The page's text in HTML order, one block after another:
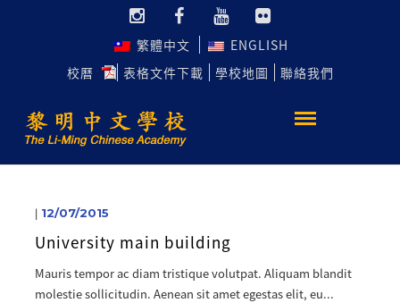
繁體中文
ENGLISH
校曆
表格文件下載 學校地圖 聯絡我們
| 12/07/2015
University main building
Mauris tempor ac diam tristique volutpat. Aliquam blandit
molestie sollicitudin. Aenean sit amet egestas elit, eu...